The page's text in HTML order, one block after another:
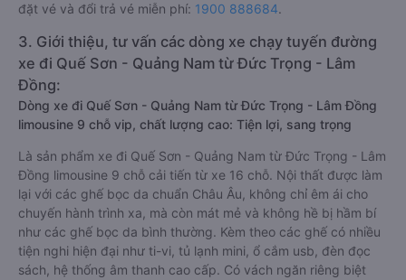
đặt vé và đổi trả vé miễn phí: 1900 888684.
3. Giới thiệu, tư vấn các dòng xe chạy tuyến đường
xe đi Quế Sơn - Quảng Nam từ Đức Trọng - Lâm
Đồng:
Dòng xe đi Quế Sơn - Quảng Nam từ Đức Trọng - Lâm Đồng
limousine 9 chỗ vip, chất lượng cao: Tiện lợi, sang trọng
Là sản phẩm xe đi Quế Sơn - Quảng Nam từ Đức Trọng - Lâm
Đồng limousine 9 chỗ cải tiến từ xe 16 chỗ. Nội thất được làm
lại với các ghế bọc da chuẩn Châu Âu, không chỉ êm ái cho
chuyến hành trình xa, mà còn mát mẻ và không hề bị hầm bí
như các ghế bọc da bình thường. Kèm theo các ghế có nhiều
tiện nghi hiện đại như ti-vi, tủ lạnh mini, ổ cắm usb, đèn đọc
sách, hệ thống âm thanh cao cấp. Có vách ngăn riêng biệt